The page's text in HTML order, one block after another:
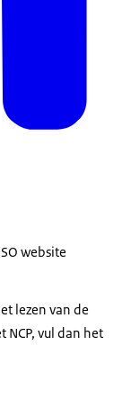
website
lezen van de
vul dan het